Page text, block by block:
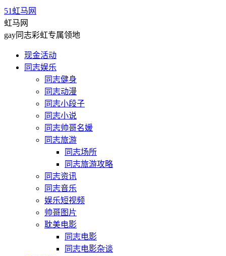
51虹马网
虹马网
gay同志彩虹专属领地
现金活动
同志娱乐
同志健身
同志动漫
同志小段子
同志小说
同志帅哥名媛
同志旅游
同志场所
同志旅游攻略
同志资讯
同志音乐
娱乐短视频
帅哥图片
耽美电影
同志电影
同志电影杂谈